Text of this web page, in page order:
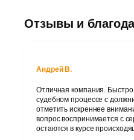
Отзывы и
Андрей В.
Отличная компания.
судебном процессе с
отметить искреннее
вопрос воспринимается с
остаются в курсе